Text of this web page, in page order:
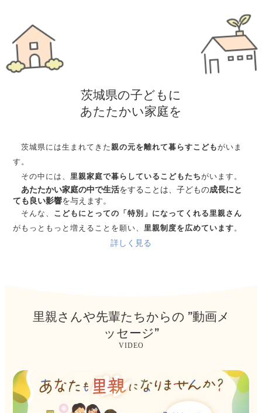
茨城県の子どもに
あたたかい家庭を
茨城県には生まれてきた親の元を離れて暮らすこどもがいま
す。
その中には、 里親家庭で暮らしているこどもたちがいます。
あたたかい家庭の中で生活をすることは、子どもの成長にと
ても良い影響を与えます。
そんな、 こどもにとっての「特別」になってくれる里親さん
がもっともっと増えることを願い、 里親制度を広めています 。
詳しく見る
里親さんや先輩たちからの ”動画メ
ッセージ”
VIDEO
カ
バ
ー